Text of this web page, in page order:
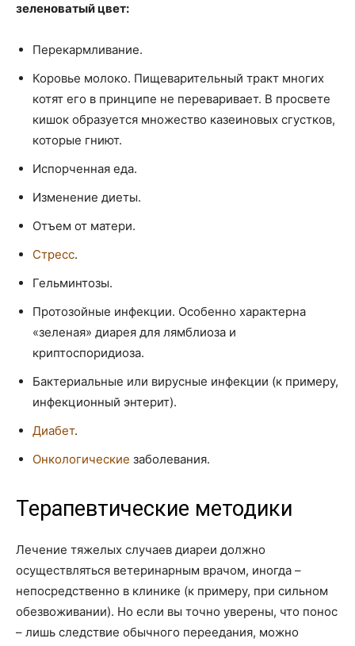
зеленоватый цвет:
Перекармливание.
Коровье молоко. Пищеварительный тракт многих
котят его в принципе не переваривает. В просвете
кишок образуется множество казеиновых сгустков,
которые гниют.
Испорченная еда.
Изменение диеты.
Отъем от матери.
Стресс.
Гельминтозы.
Протозойные инфекции. Особенно характерна
«зеленая» диарея для лямблиоза и
криптоспоридиоза.
Бактериальные или вирусные инфекции (к примеру,
инфекционный энтерит).
Диабет.
Онкологические заболевания.
Терапевтические методики
Лечение тяжелых случаев диареи должно
осуществляться ветеринарным врачом, иногда –
непосредственно в клинике (к примеру, при сильном
обезвоживании). Но если вы точно уверены, что понос
– лишь следствие обычного переедания, можно